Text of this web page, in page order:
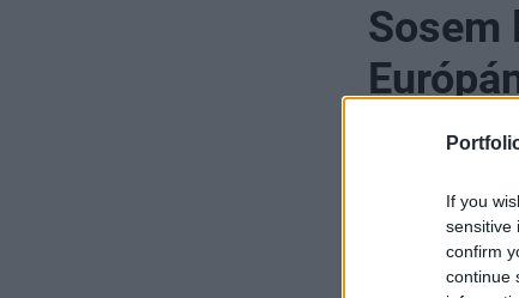
If you
sensitive
confirm
continue
Sosem
között
2025. augusztus
Növekvő